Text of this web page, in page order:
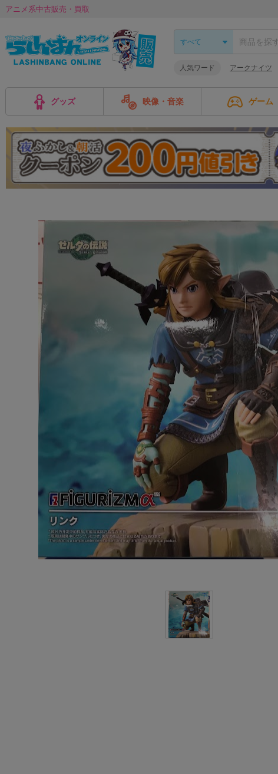
アニメ系中古販売・買取
人気ワード アークナイツ
グッズ 映像・音楽 ゲーム